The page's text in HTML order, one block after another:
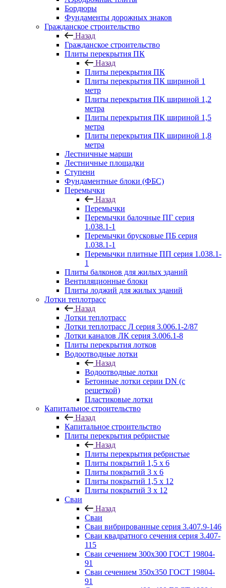
Бордюры
Фундаменты дорожных знаков
Гражданское строительство
Назад
Гражданское строительство
Плиты перекрытия ПК
Назад
Плиты перекрытия ПК
Плиты перекрытия ПК шириной 1
метр
Плиты перекрытия ПК шириной 1,2
метра
Плиты перекрытия ПК шириной 1,5
метра
Плиты перекрытия ПК шириной 1,8
метра
Лестничные марши
Лестничные площадки
Ступени
Фундаментные блоки (ФБС)
Перемычки
Назад
Перемычки
Перемычки балочные ПГ серия
1.038.1-1
Перемычки брусковые ПБ серия
1.038.1-1
Перемычки плитные ПП серия 1.038.1-
1
Плиты балконов для жилых зданий
Вентиляционные блоки
Плиты лоджий для жилых зданий
Лотки теплотрасс
Назад
Лотки теплотрасс
Лотки теплотрасс Л серия 3.006.1-2/87
Лотки каналов ЛК серия 3.006.1-8
Плиты перекрытия лотков
Водоотводные лотки
Назад
Водоотводные лотки
Бетонные лотки серии DN (с
решеткой)
Пластиковые лотки
Капитальное строительство
Назад
Капитальное строительство
Плиты перекрытия ребристые
Назад
Плиты перекрытия ребристые
Плиты покрытий 1,5 x 6
Плиты покрытий 3 x 6
Плиты покрытий 1,5 x 12
Плиты покрытий 3 x 12
Сваи
Назад
Сваи
Сваи вибрированные серия 3.407.9-146
Сваи квадратного сечения серия 3.407-
115
Сваи сечением 300х300 ГОСТ 19804-
91
Сваи сечением 350х350 ГОСТ 19804-
91